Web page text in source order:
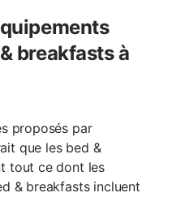
breakfasts à
proposés par
que les bed &
tout ce dont les
& breakfasts incluent